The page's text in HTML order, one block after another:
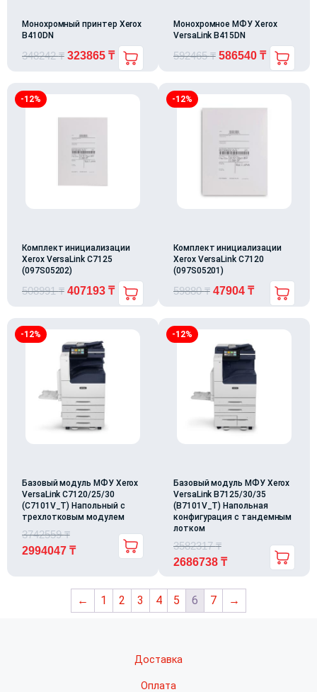
Монохромный принтер Xerox
B410DN
348242₸ 323865 ₸
Монохромное МФУ Xerox
VersaLink B415DN
592465₸ 586540 ₸
-12%
Комплект инициализации
Xerox VersaLink C7125
(097S05202)
508991₸ 407193 ₸
-12%
Комплект инициализации
Xerox VersaLink C7120
(097S05201)
59880₸ 47904 ₸
-12%
Базовый модуль МФУ Xerox
VersaLink C7120/25/30
(C7101V_T) Напольный с
трехлотковым модулем
3742559₸
2994047 ₸
-12%
Базовый модуль МФУ Xerox
VersaLink B7125/30/35
(B7101V_T) Напольная
конфигурация с тандемным
лотком
3582317₸
2686738 ₸
← 1 2 3 4 5 6 7 →
Доставка
Оплата